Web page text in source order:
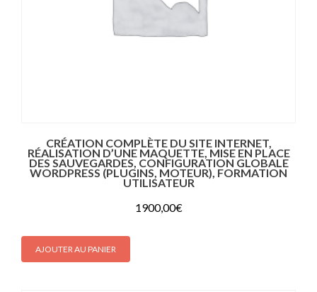
CRÉATION COMPLÈTE DU SITE INTERNET,
RÉALISATION D’UNE MAQUETTE, MISE EN PLACE
DES SAUVEGARDES, CONFIGURATION GLOBALE
WORDPRESS (PLUGINS, MOTEUR), FORMATION
UTILISATEUR
1900,00€
AJOUTER AU PANIER